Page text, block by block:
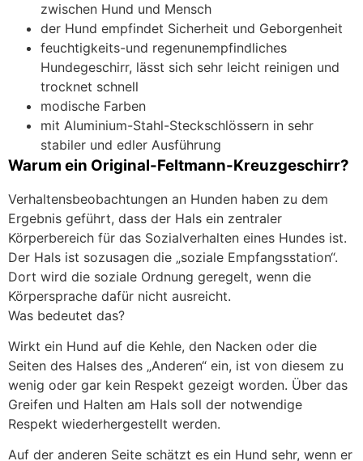
zwischen Hund und Mensch
der Hund empfindet Sicherheit und Geborgenheit
feuchtigkeits-und regenunempfindliches
Hundegeschirr, lässt sich sehr leicht reinigen und
trocknet schnell
modische Farben
mit Aluminium-Stahl-Steckschlössern in sehr
stabiler und edler Ausführung
Warum ein Original-Feltmann-Kreuzgeschirr?
Verhaltensbeobachtungen an Hunden haben zu dem
Ergebnis geführt, dass der Hals ein zentraler
Körperbereich für das Sozialverhalten eines Hundes ist.
Der Hals ist sozusagen die „soziale Empfangsstation“.
Dort wird die soziale Ordnung geregelt, wenn die
Körpersprache dafür nicht ausreicht.
Was bedeutet das?
Wirkt ein Hund auf die Kehle, den Nacken oder die
Seiten des Halses des „Anderen“ ein, ist von diesem zu
wenig oder gar kein Respekt gezeigt worden. Über das
Greifen und Halten am Hals soll der notwendige
Respekt wiederhergestellt werden.
Auf der anderen Seite schätzt es ein Hund sehr, wenn er